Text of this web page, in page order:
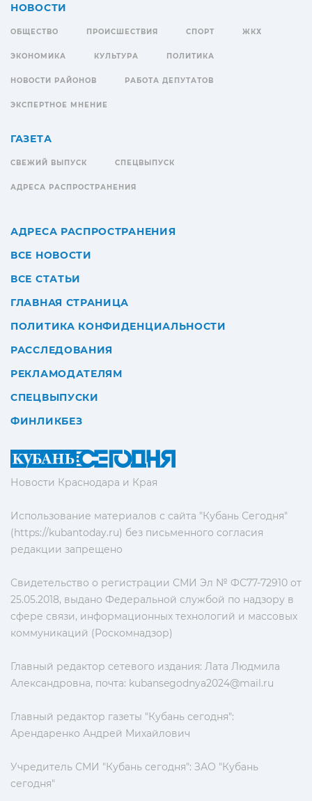
Новости Краснодара и Края
Использование материалов с сайта "Кубань Сегодня"
(https://kubantoday.ru) без письменного согласия
редакции запрещено
Свидетельство о регистрации СМИ Эл № ФС77-72910 от
25.05.2018, выдано Федеральной службой по надзору в
сфере связи, информационных технологий и массовых
коммуникаций (Роскомнадзор)
Главный редактор сетевого издания: Лата Людмила
Александровна, почта: kubansegodnya2024@mail.ru
Главный редактор газеты "Кубань сегодня":
Арендаренко Андрей Михайлович
Учредитель СМИ "Кубань сегодня": ЗАО "Кубань
сегодня"
НОВОСТИ
ОБЩЕСТВО ПРОИСШЕСТВИЯ СПОРТ ЖКХ
ЭКОНОМИКА КУЛЬТУРА ПОЛИТИКА
НОВОСТИ РАЙОНОВ РАБОТА ДЕПУТАТОВ
ЭКСПЕРТНОЕ МНЕНИЕ
ГАЗЕТА
СВЕЖИЙ ВЫПУСК СПЕЦВЫПУСК
АДРЕСА РАСПРОСТРАНЕНИЯ
АДРЕСА РАСПРОСТРАНЕНИЯ
ВСЕ НОВОСТИ
ВСЕ СТАТЬИ
ГЛАВНАЯ СТРАНИЦА
ПОЛИТИКА КОНФИДЕНЦИАЛЬНОСТИ
РАССЛЕДОВАНИЯ
РЕКЛАМОДАТЕЛЯМ
СПЕЦВЫПУСКИ
ФИНЛИКБЕЗ